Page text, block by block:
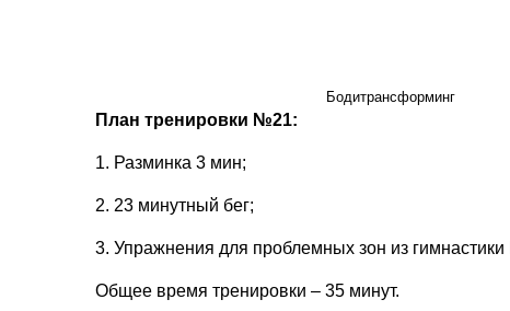
Бодитрансформинг
План тренировки №21:
1. Разминка 3 мин;
2. 23 минутный бег;
3. Упражнения для проблемных зон из гимнастики
Общее время тренировки – 35 минут.